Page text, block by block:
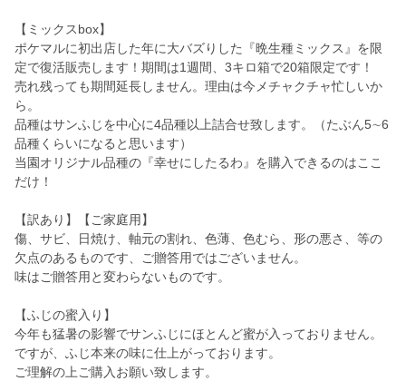
【ミックスbox】
ポケマルに初出店した年に大バズりした『晩生種ミックス』を限
定で復活販売します！期間は1週間、3キロ箱で20箱限定です！
売れ残っても期間延長しません。理由は今メチャクチャ忙しいか
ら。
品種はサンふじを中心に4品種以上詰合せ致します。（たぶん5∼6
品種くらいになると思います）
当園オリジナル品種の『幸せにしたるわ』を購入できるのはここ
だけ！
【訳あり】【ご家庭用】
傷、サビ、日焼け、軸元の割れ、色薄、色むら、形の悪さ、等の
欠点のあるものです、ご贈答用ではございません。
味はご贈答用と変わらないものです。
【ふじの蜜入り】
今年も猛暑の影響でサンふじにほとんど蜜が入っておりません。
ですが、ふじ本来の味に仕上がっております。
ご理解の上ご購入お願い致します。